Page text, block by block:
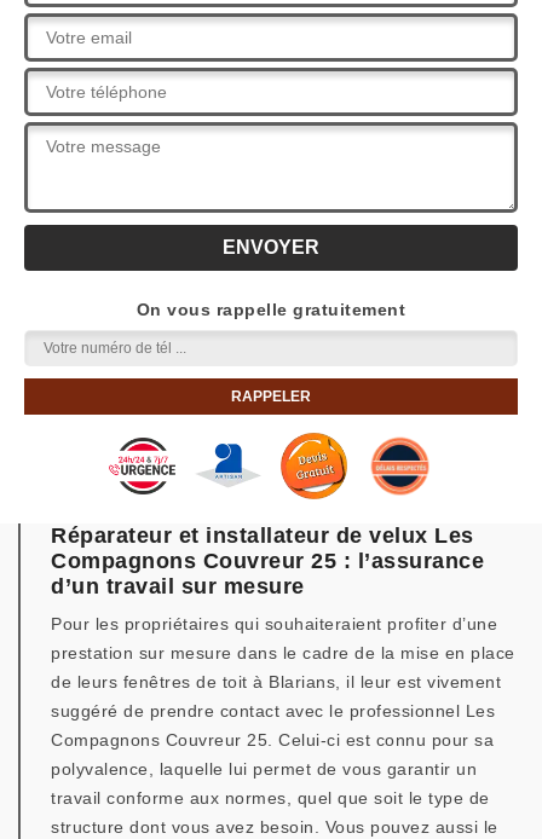
On vous rappelle gratuitement
Réparateur et installateur de velux Les
Compagnons Couvreur 25 : l’assurance
d’un travail sur mesure
Pour les propriétaires qui souhaiteraient profiter d’une
prestation sur mesure dans le cadre de la mise en place
de leurs fenêtres de toit à Blarians, il leur est vivement
suggéré de prendre contact avec le professionnel Les
Compagnons Couvreur 25. Celui-ci est connu pour sa
polyvalence, laquelle lui permet de vous garantir un
travail conforme aux normes, quel que soit le type de
structure dont vous avez besoin. Vous pouvez aussi le